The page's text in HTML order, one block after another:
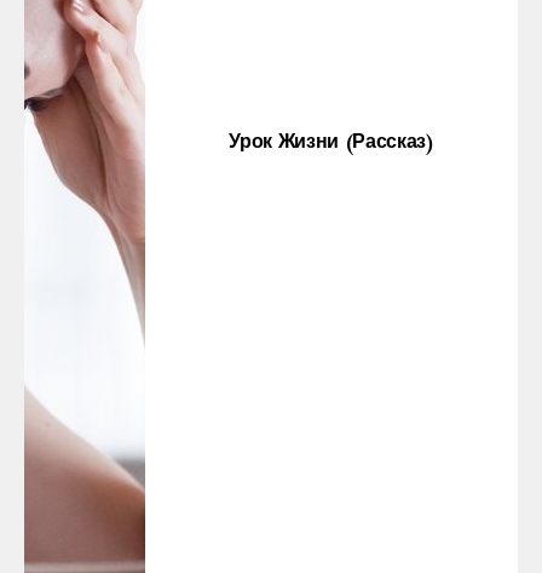
Урок Жизни (рассказ)